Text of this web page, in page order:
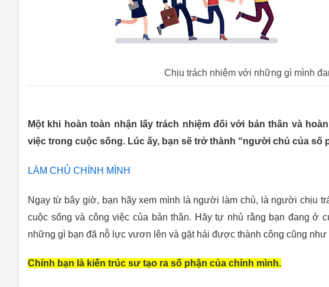
Chịu trách nhiệm với những gì mình
Một khi hoàn toàn nhận lấy trách nhiệm đối với bản thân và
việc trong cuộc sống. Lúc ấy, bạn sẽ trở thành “người chủ của
LÀM CHỦ CHÍNH MÌNH
Ngay từ bây giờ, bạn hãy xem mình là người làm chủ, là người chịu
cuộc sống và công việc của bản thân. Hãy tự nhủ rằng bạn đang ở
những gì bạn đã nỗ lực vươn lên và gặt hái được thành công cũng như
Chính bạn là kiến trúc sư tạo ra số phận của chính mình.